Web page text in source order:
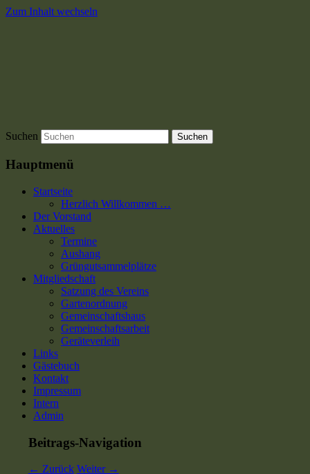
Zum Inhalt wechseln
Suchen
Hauptmenü
Startseite
Herzlich Willkommen …
Der Vorstand
Aktuelles
Termine
Aushang
Grüngutsammelplätze
Mitgliedschaft
Satzung des Vereins
Gartenordnung
Gemeinschaftshaus
Gemeinschaftsarbeit
Geräteverleih
Links
Gästebuch
Kontakt
Impressum
Intern
Admin
Beitrags-Navigation
← Zurück Weiter →